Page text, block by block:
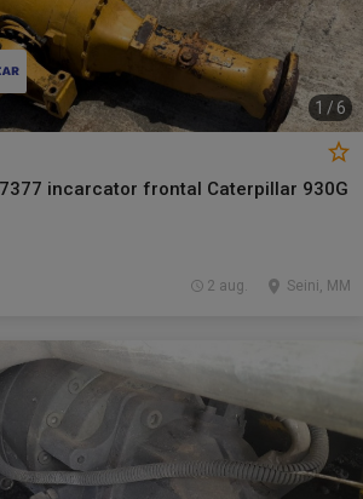
1 /6
incarcator frontal Caterpillar 930G
Seini, MM
2 aug.